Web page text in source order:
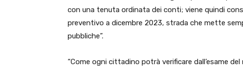
con una tenuta ordinata dei conti; viene quindi
preventivo a dicembre 2023, strada che mette
pubbliche”.
“Come ogni cittadino potrà verificare dall’esame